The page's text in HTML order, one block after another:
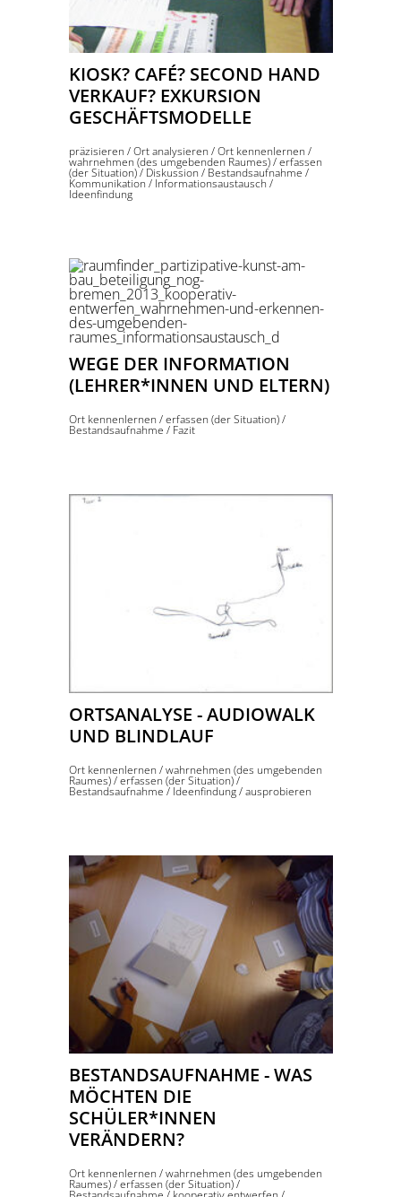
KIOSK? CAFÉ? SECOND HAND
VERKAUF? EXKURSION
GESCHÄFTSMODELLE
präzisieren /Ort analysieren /Ort kennenlernen /
wahrnehmen (des umgebenden Raumes)/erfassen
(der Situation)/ Diskussion / Bestandsaufnahme /
Kommunikation / Informationsaustausch /
Ideenfindung
WEGE DER INFORMATION
(LEHRER*INNEN UND ELTERN)
Ort kennenlernen /erfassen (der Situation)/
Bestandsaufnahme / Fazit
ORTSANALYSE - AUDIOWALK
UND BLINDLAUF
Ort kennenlernen /wahrnehmen (des umgebenden
Raumes)/erfassen (der Situation)/
Bestandsaufnahme / Ideenfindung/ausprobieren
BESTANDSAUFNAHME - WAS
MÖCHTEN DIE
SCHÜLER*INNEN
VERÄNDERN?
Ort kennenlernen /wahrnehmen (des umgebenden
Raumes)/erfassen (der Situation)/